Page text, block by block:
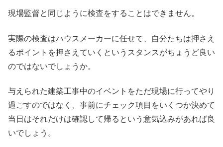
現場監督と同じように検査をすることはできません。
実際の検査はハウスメーカーに任せて、自分たちは押さえ
るポイントを押さえていくというスタンスがちょうど良い
のではないでしょうか。
与えられた建築工事中のイベントをただ現場に行ってやり
過ごすのではなく、事前にチェック項目をいくつか決めて
当日はそれだけは確認して帰るという意気込みがあれば良
いでしょう。